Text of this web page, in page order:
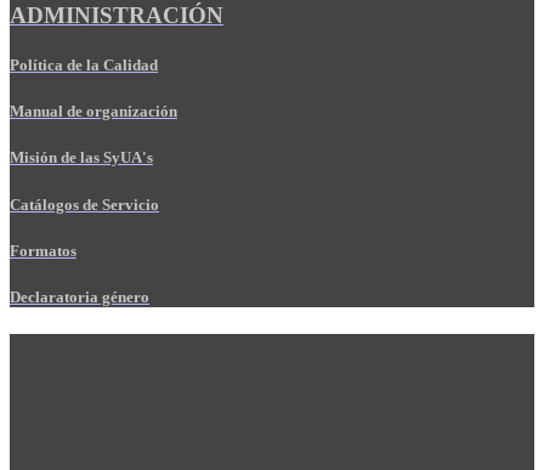
ADMINISTRACIÓN
Política de la Calidad
Manual de organización
Misión de las SyUA's
Catálogos de Servicio
Formatos
Declaratoria género